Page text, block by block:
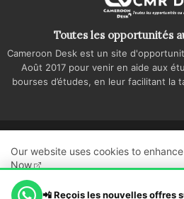
Toutes les opportunités
Cameroon Desk est un site
Août 2017 pour venir en aide aux
bourses d’études, en leur facilitant la
Politique de confidentialité
Our website uses cookies to
Now
Ok, Go it!
📲 Reçois les nouvelles offres